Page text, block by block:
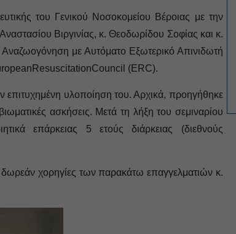
του Γενικού Νοσοκομείου Βέροιας με την
Βιργινίας, κ. Θεοδωρίδου Σοφίας και κ.
με Αυτόματο Εξωτερικό Απινιδωτή
ResuscitationCouncil ( ERC).
επιτυχημένη υλοποίηση του. Αρχικά, προηγήθηκε
ασκήσεις. Μετά τη λήξη του σεμιναρίου
επάρκειας 5 ετούς διάρκειας (διεθνούς
δωρεάν χορηγίες των παρακάτω επαγγελματιών κ.